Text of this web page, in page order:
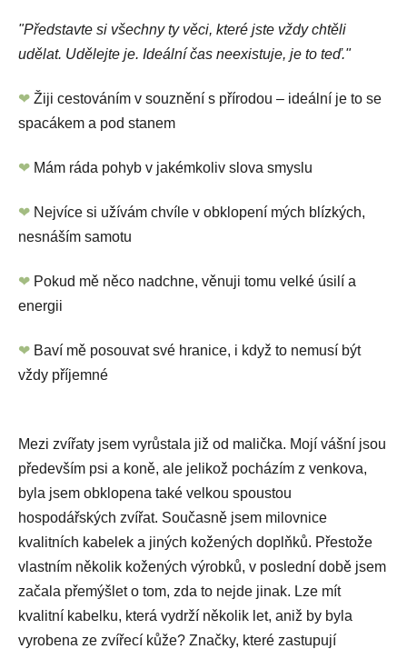
"Představte si všechny ty věci, které jste vždy chtěli
udělat. Udělejte je. Ideální čas neexistuje, je to teď."
❤ Žiji cestováním v souznění s přírodou – ideální je to se
spacákem a pod stanem
❤ Mám ráda pohyb v jakémkoliv slova smyslu
❤ Nejvíce si užívám chvíle v obklopení mých blízkých,
nesnáším samotu
❤ Pokud mě něco nadchne, věnuji tomu velké úsilí a
energii
❤ Baví mě posouvat své hranice, i když to nemusí být
vždy příjemné
Mezi zvířaty jsem vyrůstala již od malička. Mojí vášní jsou
především psi a koně, ale jelikož pocházím z venkova,
byla jsem obklopena také velkou spoustou
hospodářských zvířat. Současně jsem milovnice
kvalitních kabelek a jiných kožených doplňků. Přestože
vlastním několik kožených výrobků, v poslední době jsem
začala přemýšlet o tom, zda to nejde jinak. Lze mít
kvalitní kabelku, která vydrží několik let, aniž by byla
vyrobena ze zvířecí kůže? Značky, které zastupují